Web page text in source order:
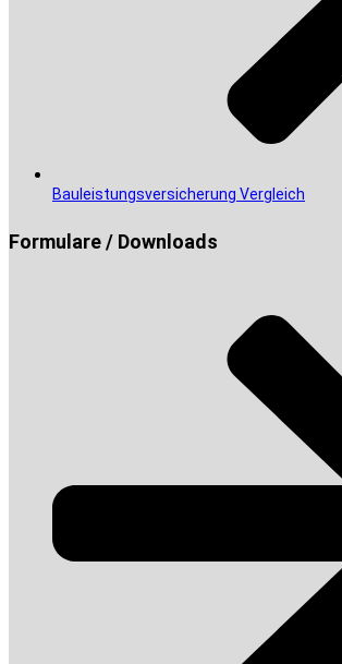
Bauleistungsversicherung Vergleich
Formulare / Downloads